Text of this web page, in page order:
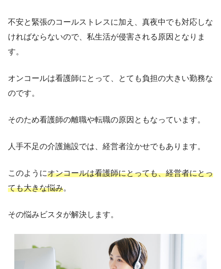
不安と緊張のコールストレスに加え、真夜中でも対応しな
ければならないので、私生活が侵害される原因となりま
す。
オンコールは看護師にとって、とても負担の大きい勤務な
のです。
そのため看護師の離職や転職の原因ともなっています。
人手不足の介護施設では、経営者泣かせでもあります。
このようにオンコールは看護師にとっても、経営者にとっ
ても大きな悩み。
その悩みビスタが解決します。